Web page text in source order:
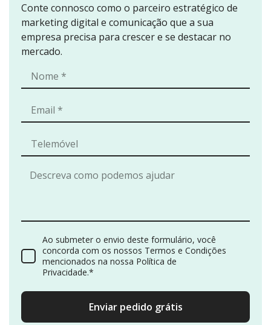
Conte connosco como o parceiro estratégico de
marketing digital e comunicação que a sua
empresa precisa para crescer e se destacar no
mercado.
Ao submeter o envio deste formulário, você
concorda com os nossos Termos e Condições
mencionados na nossa Política de
Privacidade.*
Enviar pedido grátis